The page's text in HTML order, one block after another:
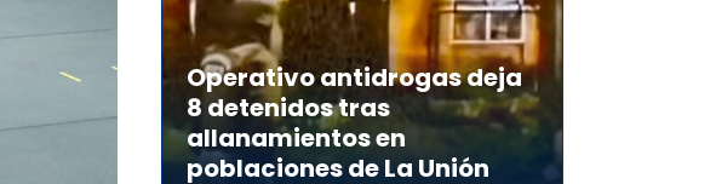
Operativo antidrogas deja
8 detenidos tras
allanamientos en
poblaciones de La Unión